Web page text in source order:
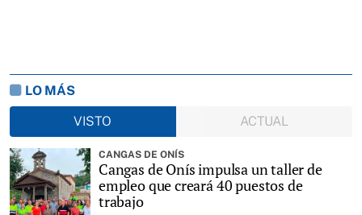
LO MÁS
VISTO
ACTUAL
CANGAS DE ONÍS
Cangas de Onís impulsa un taller de
empleo que creará 40 puestos de
trabajo